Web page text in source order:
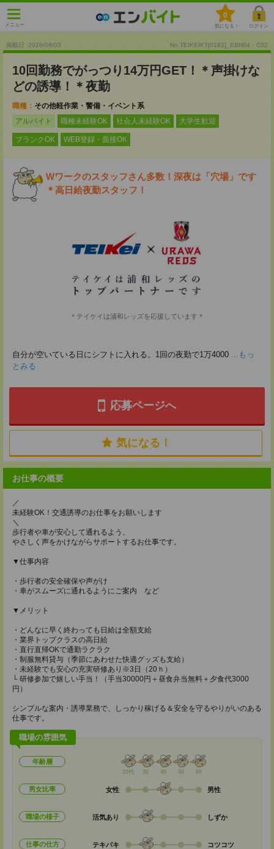
メニュー
0
気になる！ ログイン
掲載日 :2026/08/03 No.TEIKEIKT[0182]_EBN04・C02
10回勤務でがっつり14万円GET！＊声掛けな
どの誘導！＊夜勤
職種： その他軽作業・警備・イベント系
アルバイト
職種未経験OK 社会人未経験OK 大学生歓迎
ブランクOK WEB登録・面接OK
Wワークのスタッフさん多数！深夜は「穴場」です
＊高日給夜勤スタッフ！
＊テイケイは浦和レッズを応援しています＊
自分が空いている日にシフトに入れる。1回の夜勤で1万4000 ...もっ
とみる
応募ページへ
気になる！
お仕事の概要
／
未経験OK！交通誘導のお仕事をお願いします
＼
歩行者や車が安心して通れるよう、
やさしく声をかけながらサポートするお仕事です。
▼仕事内容
・歩行者の安全確保や声がけ
・車がスムーズに通れるようにご案内 など
▼メリット
・どんなに早く終わっても日給は全額支給
・業界トップクラスの高日給
・直行直帰OKで通勤ラクラク
・制服無料貸与（季節にあわせた快適グッズも支給）
・未経験でも安心の充実研修あり※3日（20ｈ）
└ 研修参加で嬉しい手当！（手当30000円＋昼食弁当無料＋夕食代3000
円）
シンプルな案内・誘導業務で、しっかり稼げる＆安全を守るやりがいのある
仕事です。
職場の雰囲気
年齢層
20代 30 40 50 60
男女比率 女性 男性
職場の様子 活気あり しずか
仕事の仕方 テキパキ コツコツ